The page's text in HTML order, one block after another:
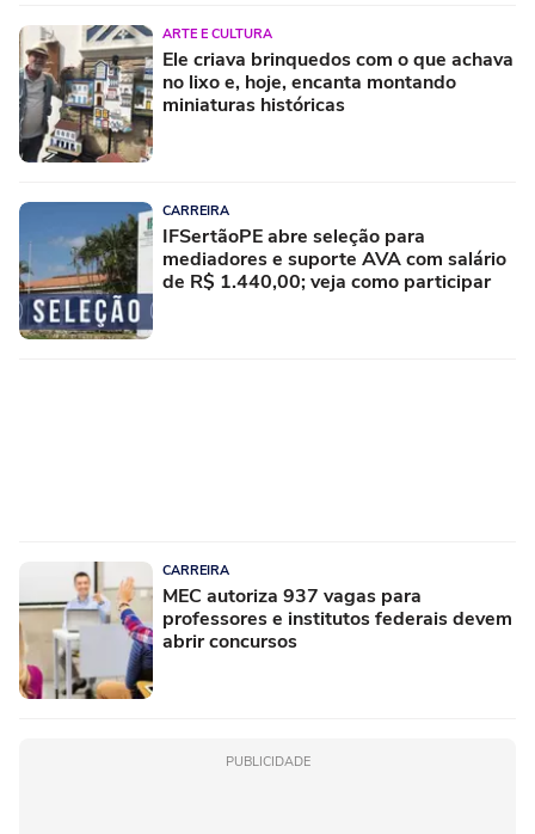
ARTE E CULTURA
Ele criava brinquedos com o que achava
no lixo e, hoje, encanta montando
miniaturas históricas
CARREIRA
IFSertãoPE abre seleção para
mediadores e suporte AVA com salário
de R$ 1.440,00; veja como participar
CARREIRA
MEC autoriza 937 vagas para
professores e institutos federais devem
abrir concursos
PUBLICIDADE